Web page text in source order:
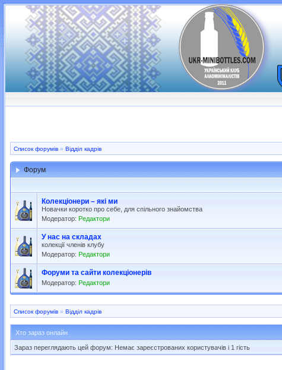
Список форумів » Відділ кадрів
Форум
Колекціонери – які ми
Новачки коротко про себе, для спільного знайомства
Модератор: Редактори
У нас на складах
колекції членів клубу
Модератор: Редактори
Форуми та сайти колекціонерів
Модератор: Редактори
Список форумів » Відділ кадрів
Хто зараз онлайн
Зараз переглядають цей форум: Немає зареєстрованих користувачів і 1 гість